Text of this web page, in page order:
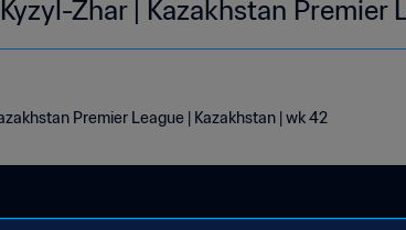
Zhar | Kazakhstan Premier
Premier League | Kazakhstan | wk 42